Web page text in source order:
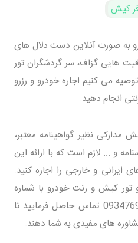
کیش
به صورت آنلاین دست دلال های
قیت هایی گزاف، سر گردشگران تور
می کنیم اجاره خودرو و رزرو
انجام دهید.
نظیر گواهینامه معتبر،
و ... لازم است که با ارائه این
ایرانی و خارجی را اجاره کنید.
تور کیش و رنت خودرو با شماره
های 02143000020 و 09347698592 تماس حاصل فرمایید تا
های مفیدی به شما دهند.